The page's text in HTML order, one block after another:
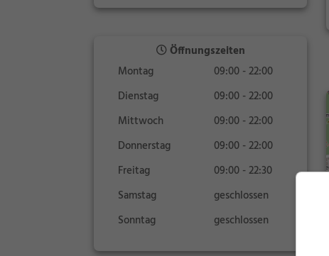
Öffnungszeiten
Montag
09:00 - 22:00
Dienstag
09:00 - 22:00
Mittwoch
09:00 - 22:00
Donnerstag
09:00 - 22:00
Freitag
09:00 - 22:30
Samstag
geschlossen
Sonntag
geschlossen